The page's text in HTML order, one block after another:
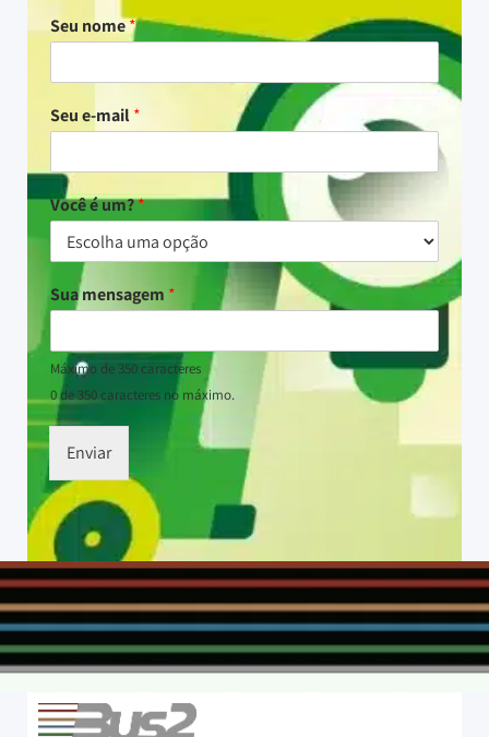
Seu nome*
Seu e-mail*
Você é um?*
Sua mensagem *
Máximo de 350 caracteres
0 de 350 caracteres no máximo.
Enviar